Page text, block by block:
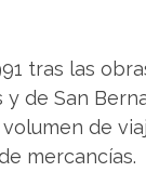
tras las
de San
de
mercancías.